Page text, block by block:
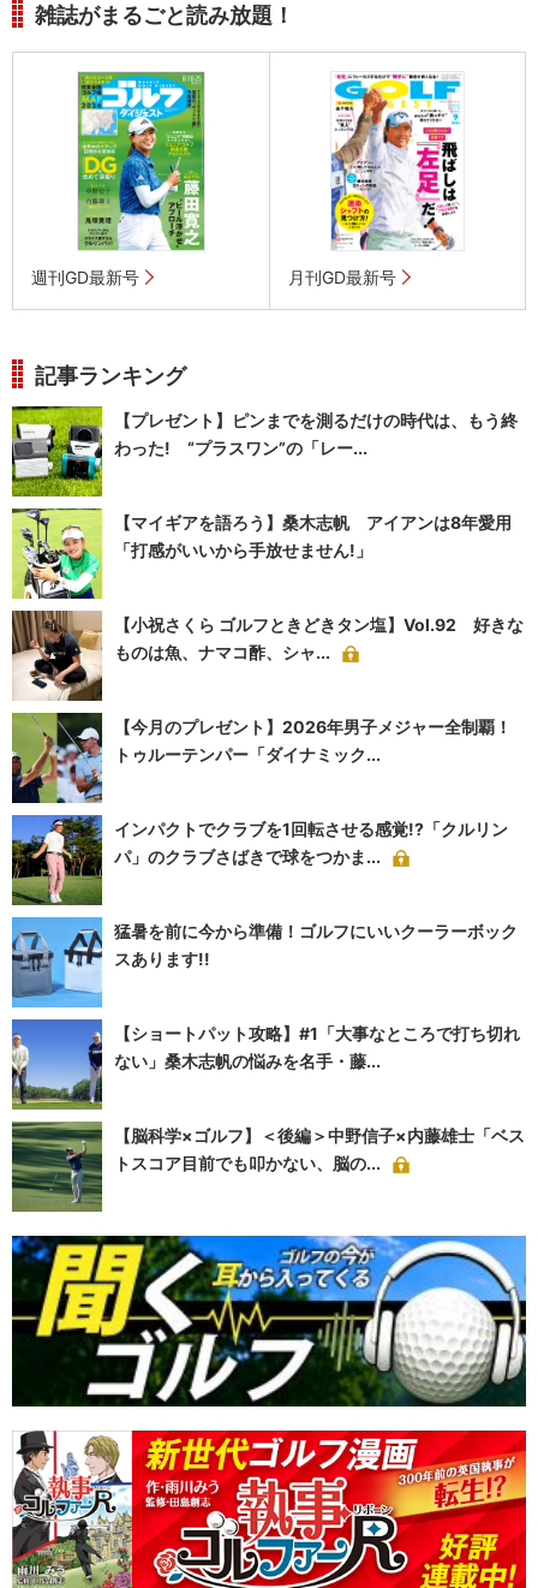
雑誌がまるごと読み放題！
週刊GD最新号 月刊GD最新号
記事ランキング
【プレゼント】ピンまでを測るだけの時代は、もう終
わった! “プラスワン”の「レー...
【マイギアを語ろう】桑木志帆 アイアンは8年愛用
「打感がいいから手放せません!」
【小祝さくら ゴルフときどきタン塩】Vol.92 好きな
ものは魚、ナマコ酢、シャ...
【今月のプレゼント】2026年男子メジャー全制覇！
トゥルーテンパー「ダイナミック...
インパクトでクラブを1回転させる感覚!?「クルリン
パ」のクラブさばきで球をつかま...
猛暑を前に今から準備！ゴルフにいいクーラーボック
スあります!!
【ショートパット攻略】#1「大事なところで打ち切れ
ない」桑木志帆の悩みを名手・藤...
【脳科学×ゴルフ】＜後編＞中野信子×内藤雄士「ベス
トスコア目前でも叩かない、脳の...